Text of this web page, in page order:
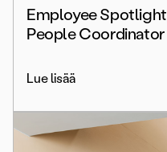
Employee
People Coordinator
Lue lisää